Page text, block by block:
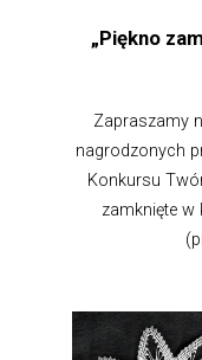
„Piękno
Zapraszamy
nagrodzonych
Konkursu
zamknięte w